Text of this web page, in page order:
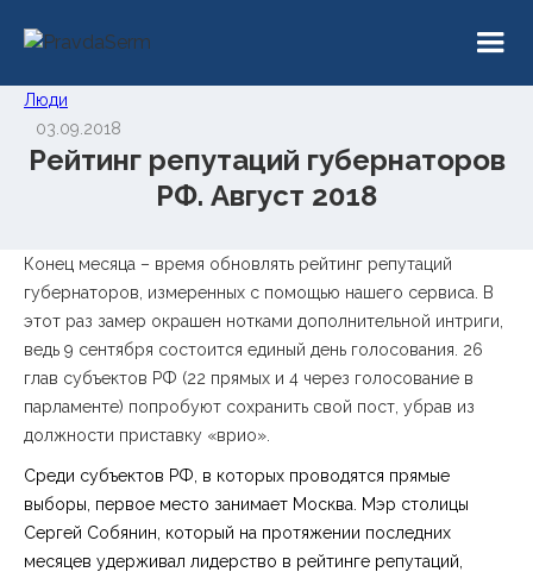
Люди
03.09.2018
Рейтинг репутаций губернаторов
РФ. Август 2018
Конец месяца – время обновлять рейтинг репутаций
губернаторов, измеренных с помощью нашего сервиса. В
этот раз замер окрашен нотками дополнительной интриги,
ведь 9 сентября состоится единый день голосования. 26
глав субъектов РФ (22 прямых и 4 через голосование в
парламенте) попробуют сохранить свой пост, убрав из
должности приставку «врио».
Среди субъектов РФ, в которых проводятся прямые
выборы, первое место занимает Москва. Мэр столицы
Сергей Собянин, который на протяжении последних
месяцев удерживал лидерство в рейтинге репутаций,